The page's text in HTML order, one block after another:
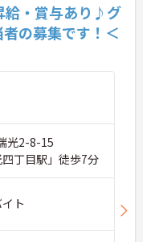
給・賞与あり♪グ
の募集です！＜
光2-8-15
丁目駅」徒歩7分
ト